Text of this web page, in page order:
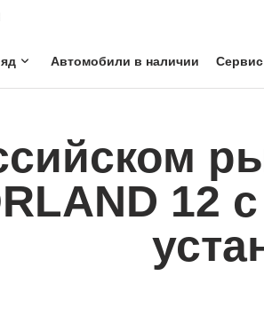
Автомобили в наличии Сервис
12